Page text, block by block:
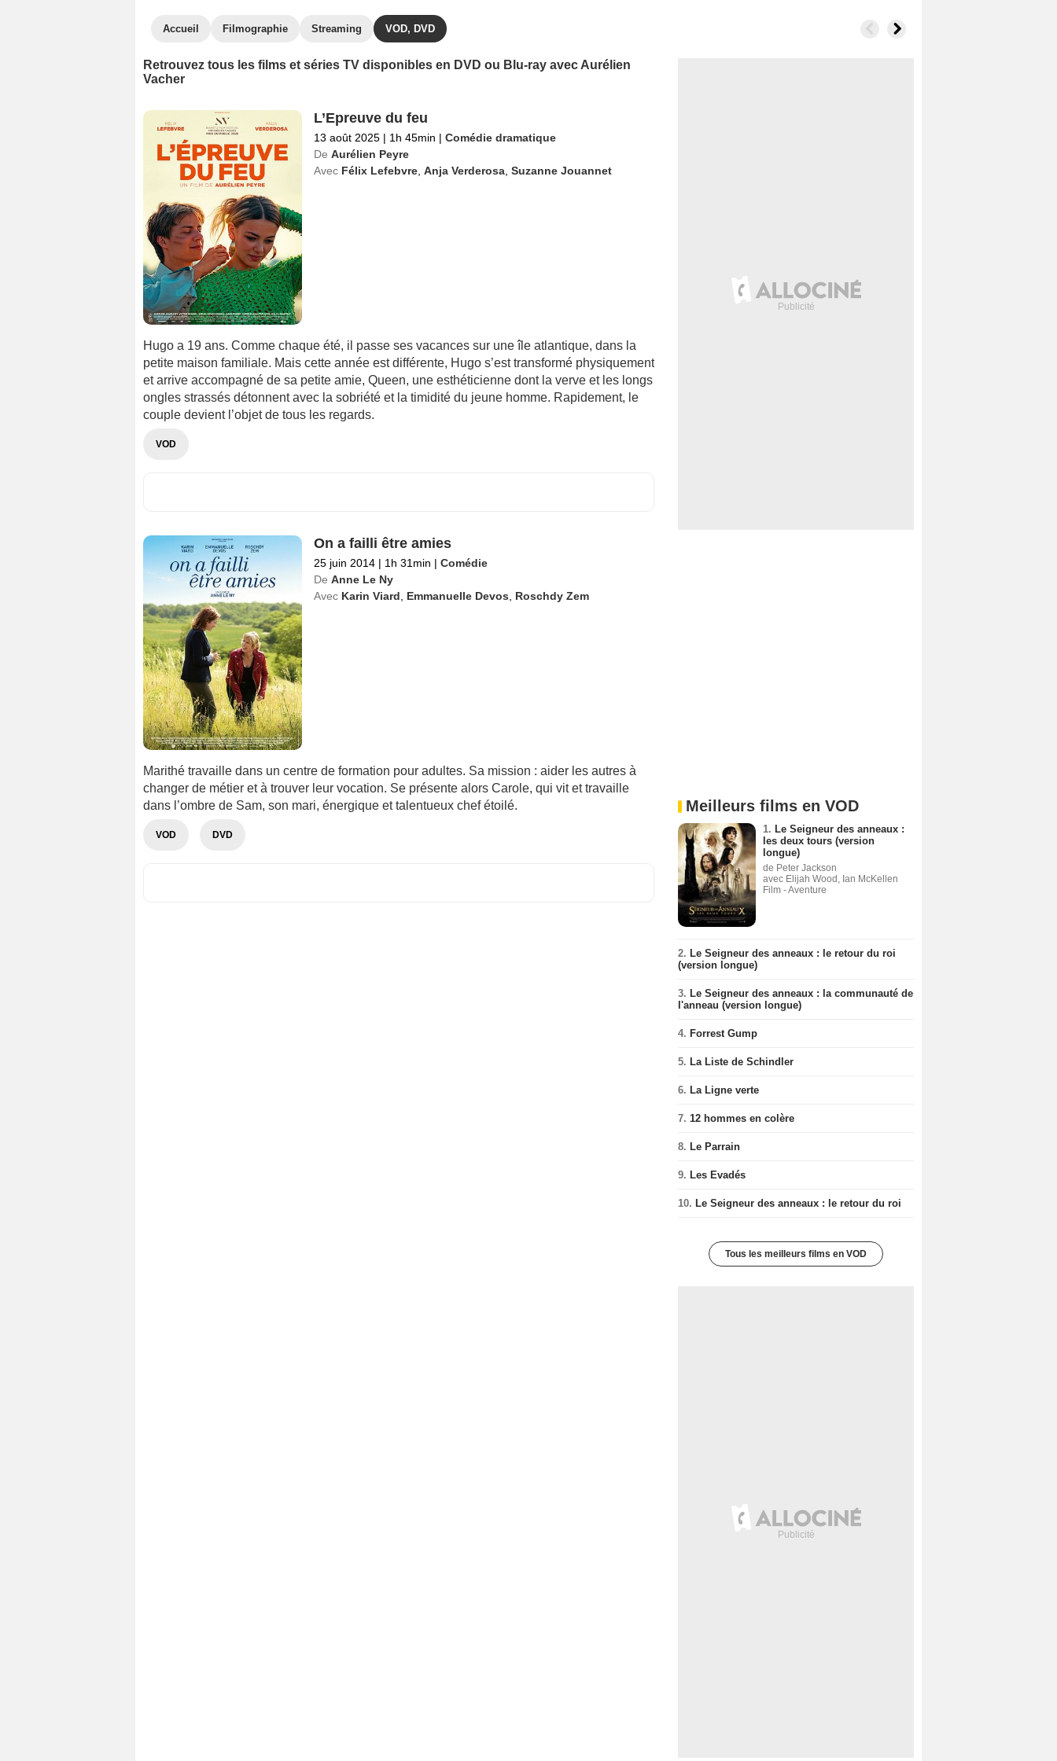
Accueil Filmographie Streaming VOD, DVD
Retrouvez tous les films et séries TV disponibles en DVD ou Blu-ray avec Aurélien
Vacher
L’Epreuve du feu
13 août 2025 | 1h 45min | Comédie dramatique
De Aurélien Peyre
Avec Félix Lefebvre, Anja Verderosa, Suzanne Jouannet
Hugo a 19 ans. Comme chaque été, il passe ses vacances sur une île atlantique, dans la
petite maison familiale. Mais cette année est différente, Hugo s’est transformé physiquement
et arrive accompagné de sa petite amie, Queen, une esthéticienne dont la verve et les longs
ongles strassés détonnent avec la sobriété et la timidité du jeune homme. Rapidement, le
couple devient l’objet de tous les regards.
VOD
On a failli être amies
25 juin 2014 | 1h 31min | Comédie
De Anne Le Ny
Avec Karin Viard Emmanuelle Devos Roschdy Zem
Marithé travaille dans un centre de formation pour adultes. Sa mission : aider les autres à
changer de métier et à trouver leur vocation. Se présente alors Carole, qui vit et travaille
dans l’ombre de Sam, son mari, énergique et talentueux chef étoilé.
VOD DVD
Meilleurs films en VOD
1. Le Seigneur des anneaux :
les deux tours (version
longue)
de Peter Jackson
avec Elijah Wood, Ian McKellen
Film - Aventure
2. Le Seigneur des anneaux : le retour du roi
(version longue)
3. Le Seigneur des anneaux : la communauté de
l'anneau (version longue)
4. Forrest Gump
5. La Liste de Schindler
6. La Ligne verte
7. 12 hommes en colère
8. Le Parrain
9. Les Evadés
10. Le Seigneur des anneaux : le retour du roi
Tous les meilleurs films en VOD